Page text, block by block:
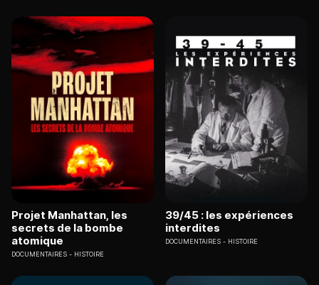
Projet Manhattan, les
secrets de la bombe
atomique
DOCUMENTAIRES HISTOIRE
39/45 : les expériences
interdites
DOCUMENTAIRES HISTOIRE